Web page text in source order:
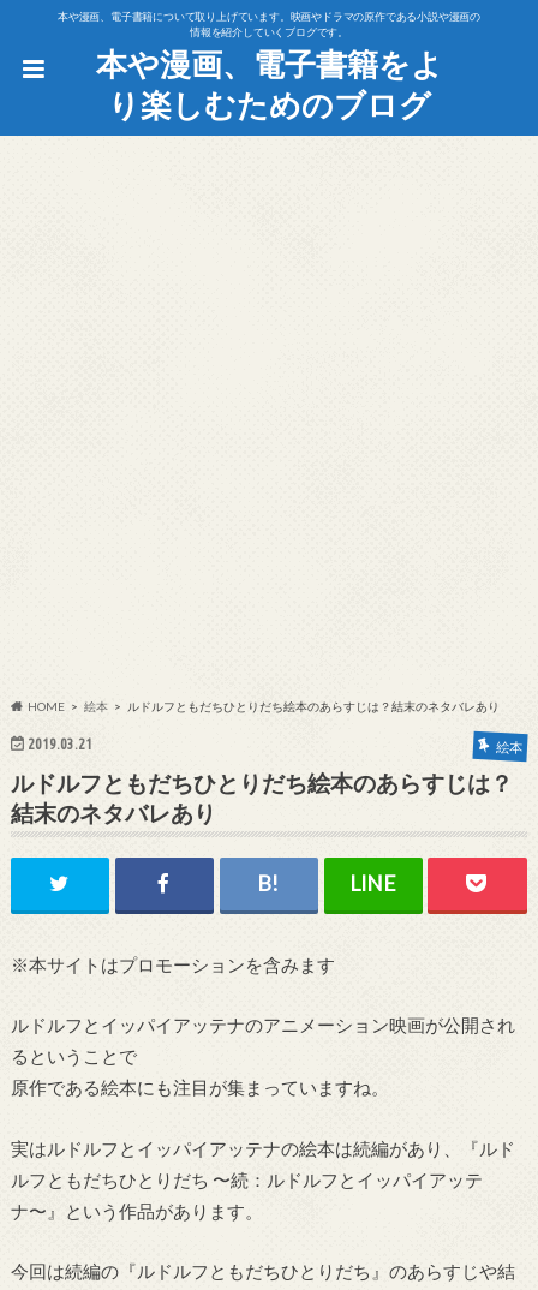
本や漫画、電子書籍について取り上げています。映画やドラマの原作である小説や漫画の
情報を紹介していくブログです。
本や漫画、電子書籍をよ
り楽しむためのブログ
HOME 絵本 ルドルフともだちひとりだち絵本のあらすじは？結末のネタバレあり
2019.03.21 絵本
ルドルフともだちひとりだち絵本のあらすじは？
結末のネタバレあり
※本サイトはプロモーションを含みます
ルドルフとイッパイアッテナのアニメーション映画が公開され
るということで
原作である絵本にも注目が集まっていますね。
実はルドルフとイッパイアッテナの絵本は続編があり、『ルド
ルフともだちひとりだち 〜続：ルドルフとイッパイアッテ
ナ〜』という作品があります。
今回は続編の『ルドルフともだちひとりだち』のあらすじや結